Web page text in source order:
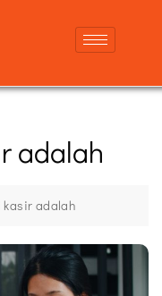
adalah
adalah